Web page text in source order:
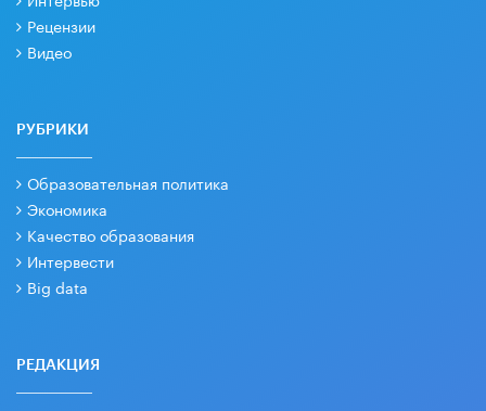
Рецензии
Видео
РУБРИКИ
Образовательная политика
Экономика
Качество образования
Интервести
Big data
РЕДАКЦИЯ